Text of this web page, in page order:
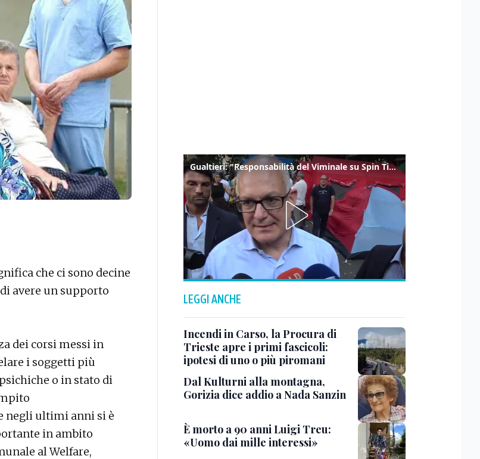
che ci sono decine
avere un supporto
dei corsi messi in
i soggetti più
o in stato di
negli ultimi anni si è
in ambito
al Welfare,
Gualtieri: "Responsabilità del Viminale su Spin Time? La posizione dei partiti è nota"
LEGGI ANCHE
Incendi in Carso, la Procura di
Trieste apre i primi fascicoli:
ipotesi di uno o più piromani
Dal Kulturni alla montagna,
Gorizia dice addio a Nada Sanzin
È morto a 90 anni Luigi Treu:
«Uomo dai mille interessi»